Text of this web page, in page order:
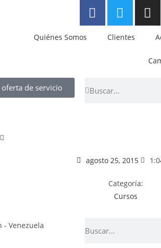
Quiénes Somos Clientes
de servicio
agosto 25, 2015
Categoría:
Cursos